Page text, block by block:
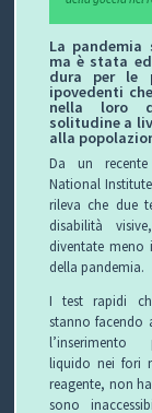
La
ma è stata
dura per le
ipovedenti
nella loro
solitudine a
alla
Da un
National
rileva che due
disabilità
diventate meno
della pandemia.
I test rapidi
stanno facendo
l’inserimento
liquido nei fori
reagente, non
sono